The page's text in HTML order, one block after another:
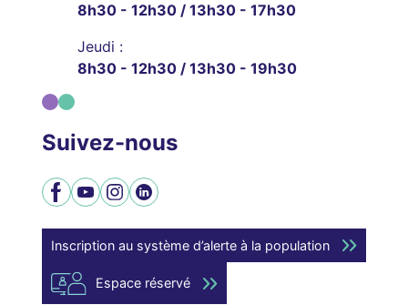
8h30 - 12h30 / 13h30 - 17h30
Jeudi :
8h30 - 12h30 / 13h30 - 19h30
Suivez-nous
Facebook
YouTubeInstagram
LinkedIn
Inscription au système d’alerte à la population
Espace réservé